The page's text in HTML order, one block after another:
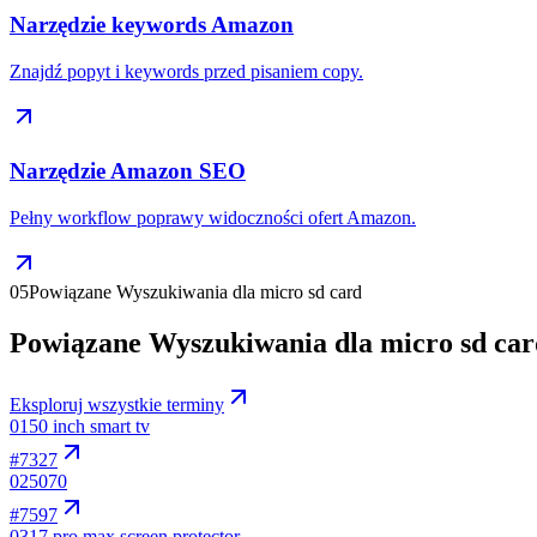
Narzędzie keywords Amazon
Znajdź popyt i keywords przed pisaniem copy.
Narzędzie Amazon SEO
Pełny workflow poprawy widoczności ofert Amazon.
05Powiązane Wyszukiwania dla micro sd card
Powiązane Wyszukiwania dla micro sd
Eksploruj wszystkie terminy
0150 inch smart tv
#7327
025070
#7597